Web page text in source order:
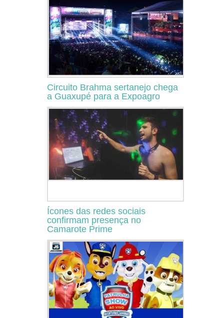
Circuito Brahma sertanejo chega
a Guaxupé para a Expoagro
Ícones das redes sociais
confirmam presença no
Camarote Prime